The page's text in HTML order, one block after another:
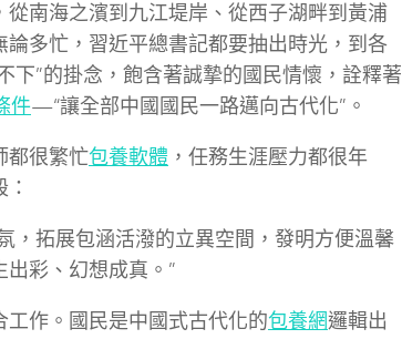
南海之濱到九江堤岸、從西子湖畔到黃浦
多忙，習近平總書記都要抽出時光，到各
下”的掛念，飽含著誠摯的國民情懷，詮釋著
件—“讓全部中國國民一路邁向古代化”。
都很繁忙包養軟體 ，任務生涯壓力都很年
，拓展包涵活潑的立異空間，發明方便溫馨
彩、幻想成真。”
作。國民是中國式古代化的包養網邏輯出